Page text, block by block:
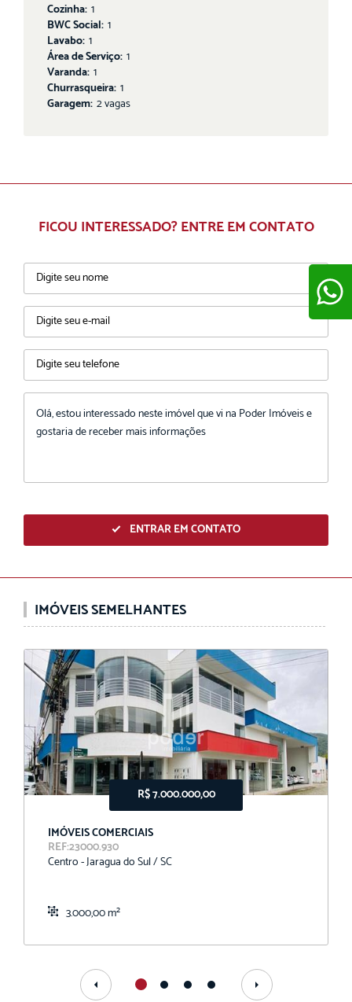
Cozinha: 1
BWC Social: 1
Lavabo: 1
Área de Serviço: 1
Varanda: 1
Churrasqueira: 1
Garagem: 2 vagas
FICOU INTERESSADO? ENTRE EM CONTATO
ENTRAR EM CONTATO
IMÓVEIS SEMELHANTES
R$ 7.000.000,00
IMÓVEIS COMERCIAIS
REF:23000.930
Centro - Jaragua do Sul / SC
3.000,00 m²
ENVIAR